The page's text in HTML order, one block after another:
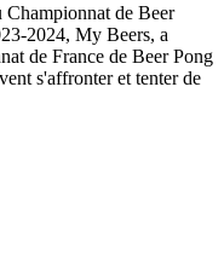
Championnat de Beer
2024, My Beers, a
de France de Beer Pong
s'affronter et tenter de